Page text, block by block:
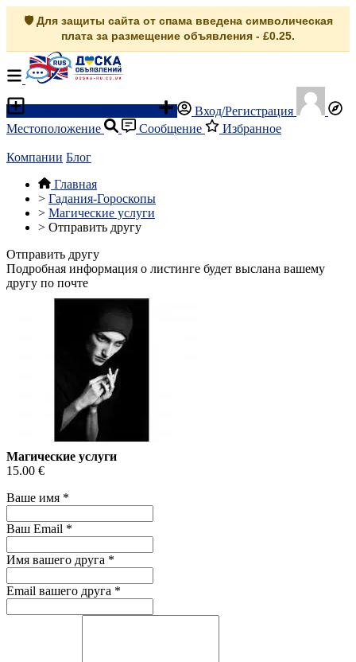
🛡️ Для защиты сайта от спама введена символическая
плата за размещение объявления - £0.25.
Вход/Регистрация
Местоположение
Сообщение Избранное
Компании Блог
Главная
> Гадания-Гороскопы
> Магические услуги
> Отправить другу
Отправить другу
Подробная информация о листинге будет выслана вашему
другу по почте
Магические услуги
15.00 €
Ваше имя *
Ваш Email *
Имя вашего друга *
Email вашего друга *